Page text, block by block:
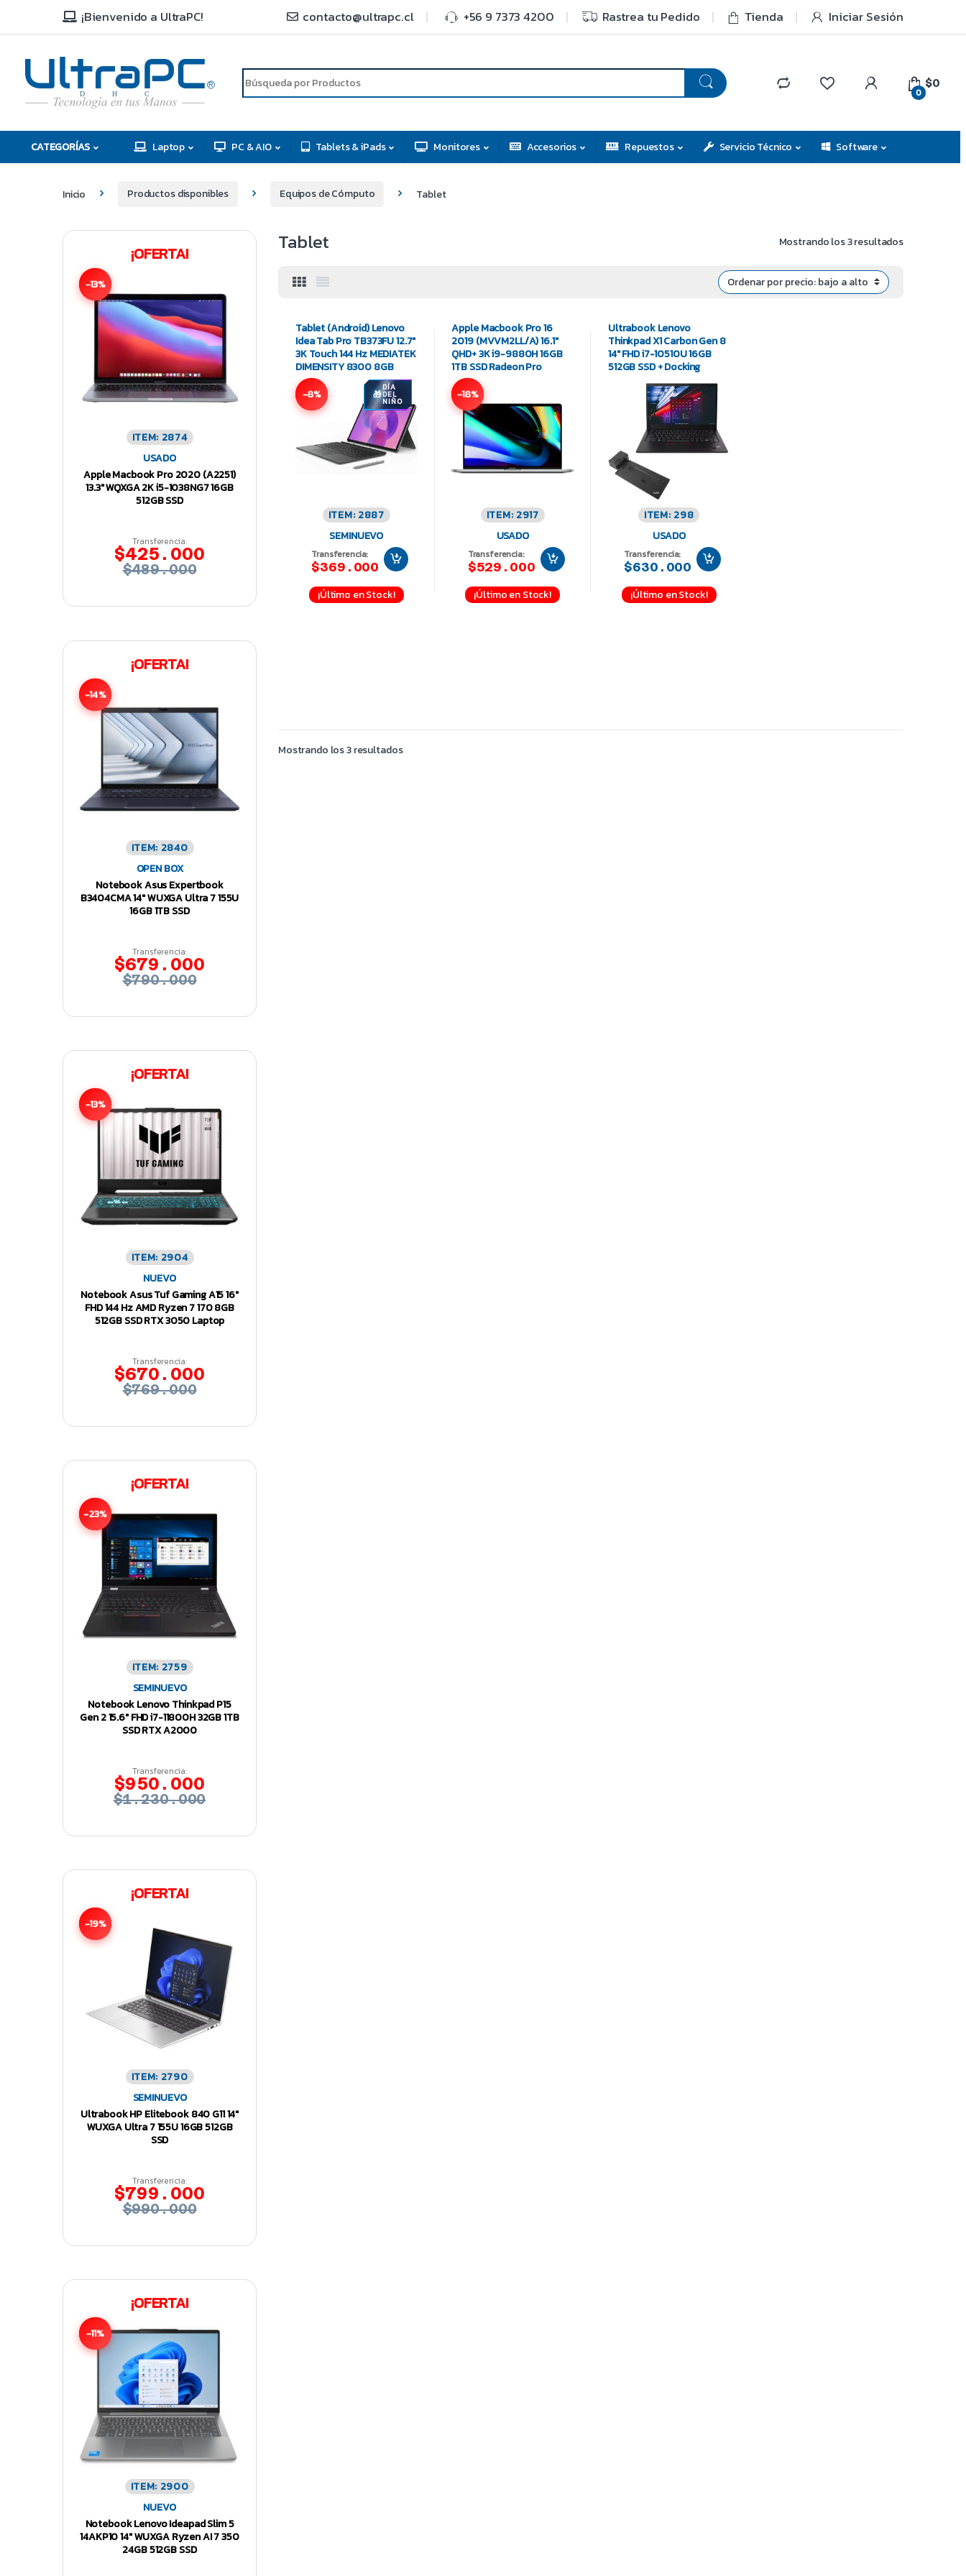
¡Bienvenido a UltraPC! contacto@ultrapc.cl +56 9 7373 4200 Rastrea tu Pedido Tienda Iniciar Sesión
C
H
D
R
0
$0
CATEGORÍAS Laptop PC & AIO Tablets & iPads Monitores Accesorios Repuestos Servicio Técnico Software
Inicio Productos disponibles Equipos de Cómputo Tablet
Tablet Mostrando los 3 resultados
Tablet (Android) Lenovo
Idea Tab Pro TB373FU 12.7″
3K Touch 144 Hz MEDIATEK
DIMENSITY 8300 8GB
256GB SSD
-8% DÍA
DEL
NIÑO
ITEM: 2887
SEMINUEVO
Transferencia:
$369.000
¡Último en Stock!
Apple Macbook Pro 16
2019 (MVVM2LL/A) 16.1″
QHD+ 3K i9-9880H 16GB
1TB SSD Radeon Pro
5500M
-18%
ITEM: 2917
USADO
Transferencia:
$529.000
¡Último en Stock!
Ultrabook Lenovo
Thinkpad X1 Carbon Gen 8
14″ FHD i7-10510U 16GB
512GB SSD + Docking
ITEM: 298
USADO
Transferencia:
$630.000
¡Último en Stock!
Mostrando los 3 resultados
¡OFERTA!
-13%
ITEM: 2874
USADO
Apple Macbook Pro 2020 (A2251)
13.3″ WQXGA 2K i5-1038NG7 16GB
512GB SSD
Transferencia:
$425.000
$489.000
¡OFERTA!
-14%
ITEM: 2840
OPEN BOX
Notebook Asus Expertbook
B3404CMA 14″ WUXGA Ultra 7 155U
16GB 1TB SSD
Transferencia:
$679.000
$790.000
¡OFERTA!
-13%
ITEM: 2904
NUEVO
Notebook Asus Tuf Gaming A15 16″
FHD 144 Hz AMD Ryzen 7 170 8GB
512GB SSD RTX 3050 Laptop
Transferencia:
$670.000
$769.000
¡OFERTA!
-23%
ITEM: 2759
SEMINUEVO
Notebook Lenovo Thinkpad P15
Gen 2 15.6″ FHD i7-11800H 32GB 1TB
SSD RTX A2000
Transferencia:
$950.000
$1.230.000
¡OFERTA!
-19%
ITEM: 2790
SEMINUEVO
Ultrabook HP Elitebook 840 G11 14″
WUXGA Ultra 7 155U 16GB 512GB
SSD
Transferencia:
$799.000
$990.000
¡OFERTA!
-11%
ITEM: 2900
NUEVO
Notebook Lenovo Ideapad Slim 5
14AKP10 14″ WUXGA Ryzen AI 7 350
24GB 512GB SSD